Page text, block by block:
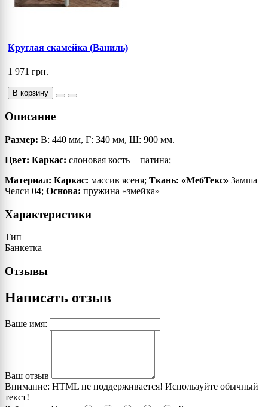
Круглая скамейка (Ваниль)
1 971 грн.
В корзину
Описание
Размер: В: 440 мм, Г: 340 мм, Ш: 900 мм.
Цвет: Каркас: слоновая кость + патина;
Материал: Каркас: массив ясеня; Ткань: «МебТекс» Замша
Челси 04; Основа: пружина «змейка»
Характеристики
Тип
Банкетка
Отзывы
Написать отзыв
Ваше имя:
Ваш отзыв
Внимание: HTML не поддерживается! Используйте обычный
текст!